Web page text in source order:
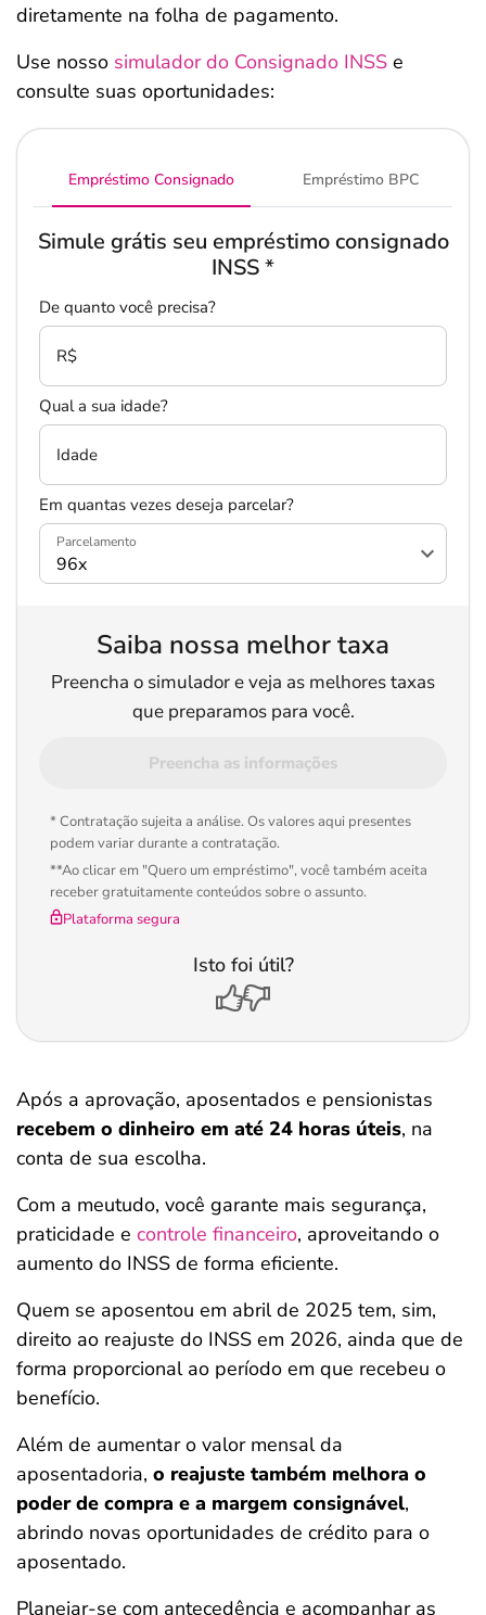
diretamente na folha de pagamento.
Use nosso simulador do Consignado INSS e
consulte suas oportunidades:
Empréstimo Consignado Empréstimo BPC
Simule grátis seu empréstimo consignado
INSS*
De quanto você precisa?
R$
Qual a sua idade?
Idade
Em quantas vezes deseja parcelar?
Parcelamento
Saiba nossa melhor taxa
Preencha o simulador e veja as melhores taxas
que preparamos para você.
Preencha as informações
* Contratação sujeita a análise. Os valores aqui presentes
podem variar durante a contratação.
**Ao clicar em "Quero um empréstimo", você também aceita
receber gratuitamente conteúdos sobre o assunto.
Plataforma segura
Isto foi útil?
Após a aprovação, aposentados e pensionistas
recebem o dinheiro em até 24 horas úteis, na
conta de sua escolha.
Com a meutudo, você garante mais segurança,
praticidade e controle financeiro, aproveitando o
aumento do INSS de forma eficiente.
Quem se aposentou em abril de 2025 tem, sim,
direito ao reajuste do INSS em 2026, ainda que de
forma proporcional ao período em que recebeu o
benefício.
Além de aumentar o valor mensal da
aposentadoria, o reajuste também melhora o
poder de compra e a margem consignável,
abrindo novas oportunidades de crédito para o
aposentado.
Planejar-se com antecedência e acompanhar as